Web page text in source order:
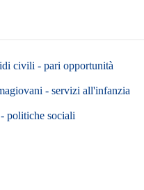
civili - pari opportunità
- servizi all'infanzia
politiche sociali